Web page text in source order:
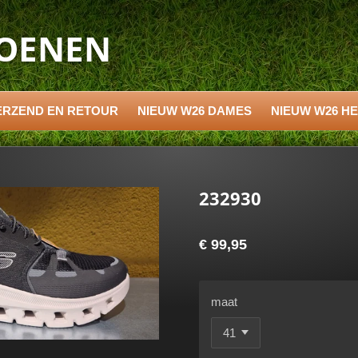
EN RETOUR NIEUW W26 DAMES NIEUW W26
232930
€ 99,95
maat